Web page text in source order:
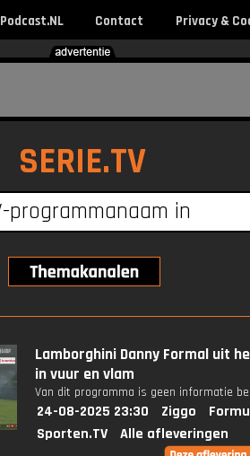
Podcast.NL Contact Privacy &
SERIE.TV
Lamborghini Danny Formal uit
in vuur en vlam
Van dit programma is geen informatie
24-08-2025 23:30 Ziggo
Sporten.TV
Alle afleveringen